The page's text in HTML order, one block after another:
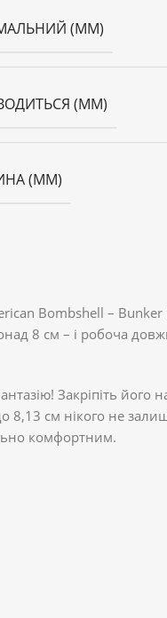
(ММ)
(ММ)
(ММ)
Bombshell –
8 см – і робоча
Закріпіть його на
см нікого не
комфортним.